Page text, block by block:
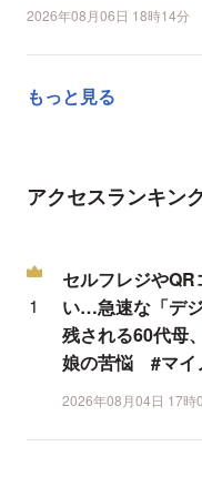
2026年08月06日 18時14分
もっと見る
アクセスランキン
セルフレジや
い…急速な「デ
残される60代母
娘の苦悩 #マイ
2026年08月04日 17時